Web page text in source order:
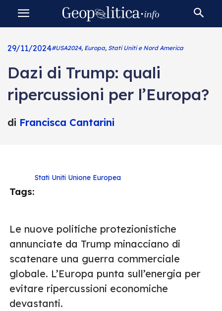
29/11/2024#USA2024, Europa, Stati Uniti e Nord America
Dazi di Trump: quali
ripercussioni per l’Europa?
di Francisca Cantarini
Tags:
Stati Uniti Unione Europea
Le nuove politiche protezionistiche
annunciate da Trump minacciano di
scatenare una guerra commerciale
globale. L’Europa punta sull’energia per
evitare ripercussioni economiche
devastanti.